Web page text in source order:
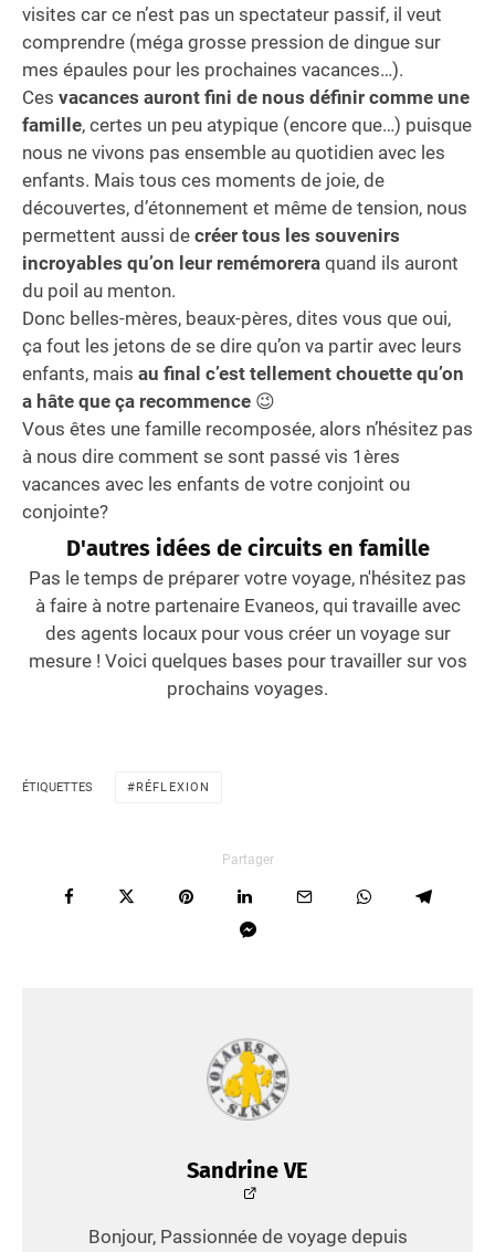
visites car ce n’est pas un spectateur passif, il veut
comprendre (méga grosse pression de dingue sur
mes épaules pour les prochaines vacances…).
Ces vacances auront fini de nous définir comme une
famille, certes un peu atypique (encore que…) puisque
nous ne vivons pas ensemble au quotidien avec les
enfants. Mais tous ces moments de joie, de
découvertes, d’étonnement et même de tension, nous
permettent aussi de créer tous les souvenirs
incroyables qu’on leur remémorera quand ils auront
du poil au menton.
Donc belles-mères, beaux-pères, dites vous que oui,
ça fout les jetons de se dire qu’on va partir avec leurs
enfants, mais au final c’est tellement chouette qu’on
a hâte que ça recommence 😉
Vous êtes une famille recomposée, alors n’hésitez pas
à nous dire comment se sont passé vis 1ères
vacances avec les enfants de votre conjoint ou
conjointe?
D'autres idées de circuits en famille
Pas le temps de préparer votre voyage, n'hésitez pas
à faire à notre partenaire Evaneos, qui travaille avec
des agents locaux pour vous créer un voyage sur
mesure ! Voici quelques bases pour travailler sur vos
prochains voyages.
ÉTIQUETTES RÉFLEXION
Partager
Sandrine VE
Bonjour, Passionnée de voyage depuis